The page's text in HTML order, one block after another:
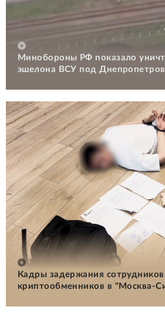
Минобороны РФ показало
эшелона ВСУ под
Кадры задержания
криптообменников в "Москва-